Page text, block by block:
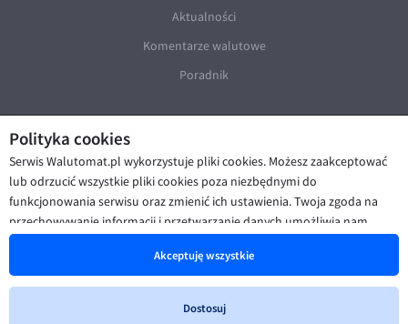
Polityka cookies
Serwis Walutomat.pl wykorzystuje pliki cookies. Możesz zaakceptować
lub odrzucić wszystkie pliki cookies poza niezbędnymi do
funkcjonowania serwisu oraz zmienić ich ustawienia. Twoja zgoda na
przechowywanie informacji i przetwarzanie danych umożliwia nam
poprawę funkcjonalności strony oraz prezentowanie Ci
spersonalizowanych treści i reklam. Więcej informacji znajdziesz w naszej
Akceptuję wszystkie
Dostosuj
Aktualności
Komentarze walutowe
Poradnik
© Walutomat 2026 | Regulaminy
|
Polityka prywatności i cookies | Deklaracja dostępności